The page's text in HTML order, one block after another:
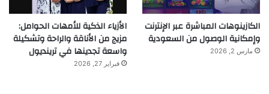
الكازينوهات المباشرة عبر الإنترنت
وإمكانية الوصول من السعودية
مارس 2, 2026
الأزياء الذكية للأمهات الحوامل:
مزيج من الأناقة والراحة وتشكيلة
واسعة تجدينها في ترينديول
فبراير 27, 2026